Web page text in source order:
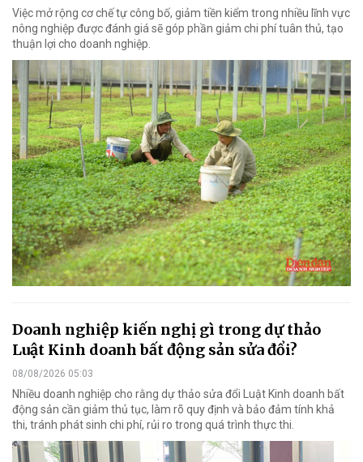
Việc mở rộng cơ chế tự công bố, giảm tiền kiểm trong nhiều lĩnh vực
nông nghiệp được đánh giá sẽ góp phần giảm chi phí tuân thủ, tạo
thuận lợi cho doanh nghiệp.
Doanh nghiệp kiến nghị gì trong dự thảo
Luật Kinh doanh bất động sản sửa đổi?
08/08/2026 05:03
Nhiều doanh nghiệp cho rằng dự thảo sửa đổi Luật Kinh doanh bất
động sản cần giảm thủ tục, làm rõ quy định và bảo đảm tính khả
thi, tránh phát sinh chi phí, rủi ro trong quá trình thực thi.